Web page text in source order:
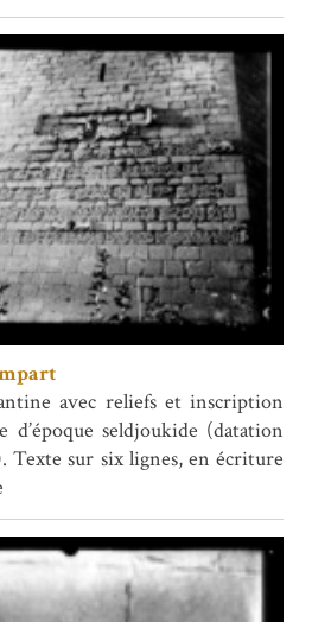
avec reliefs et inscription
d’époque seldjoukide (datation
Texte sur six lignes, en écriture